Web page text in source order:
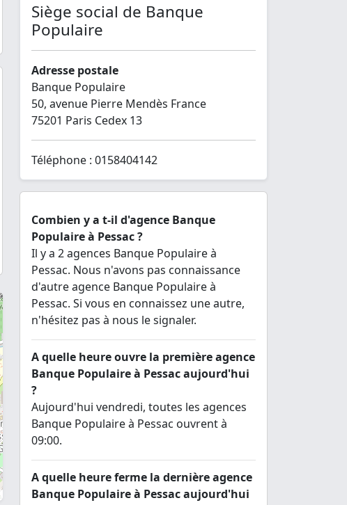
Siège social de Banque
Populaire
Adresse postale
Banque Populaire
50, avenue Pierre Mendès France
75201 Paris Cedex 13
Téléphone : 0158404142
Combien y a t-il d'agence Banque
Populaire à Pessac ?
Il y a 2 agences Banque Populaire à
Pessac. Nous n'avons pas connaissance
d'autre agence Banque Populaire à
Pessac. Si vous en connaissez une autre,
n'hésitez pas à nous le signaler.
A quelle heure ouvre la première agence
Banque Populaire à Pessac aujourd'hui
?
Aujourd'hui vendredi, toutes les agences
Banque Populaire à Pessac ouvrent à
09:00.
A quelle heure ferme la dernière agence
Banque Populaire à Pessac aujourd'hui